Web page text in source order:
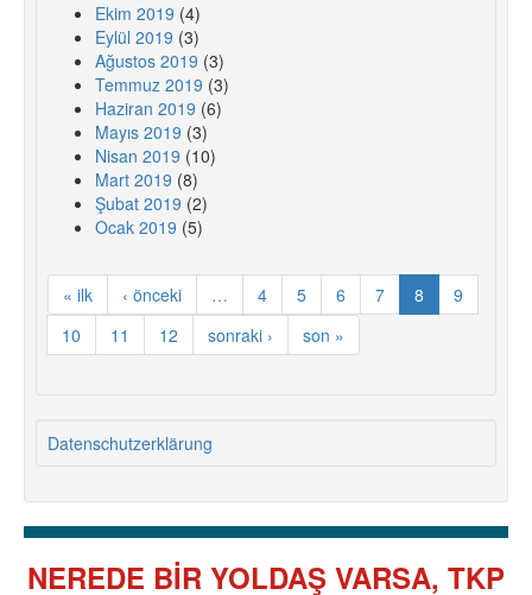
Ekim 2019 (4)
Eylül 2019 (3)
Ağustos 2019 (3)
Temmuz 2019 (3)
Haziran 2019 (6)
Mayıs 2019 (3)
Nisan 2019 (10)
Mart 2019 (8)
Şubat 2019 (2)
Ocak 2019 (5)
« ilk ‹ önceki … 4 5 6 7 8
9
10
11 12 sonraki › son »
Datenschutzerklärung
NEREDE BİR YOLDAŞ VARSA, TKP